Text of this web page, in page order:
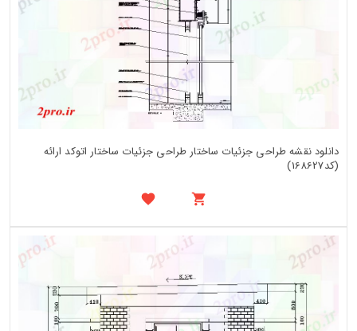
دانلود نقشه طراحی جزئیات ساختار طراحی جزئیات ساختار اتوکد ارائه
(کد168627)